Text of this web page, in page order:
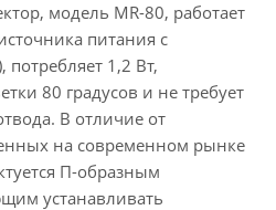
модель МR-80, работает
питания с
1,2 Вт,
80 градусов и не требует
В отличие от
на современном рынке
П-образным
устанавливать